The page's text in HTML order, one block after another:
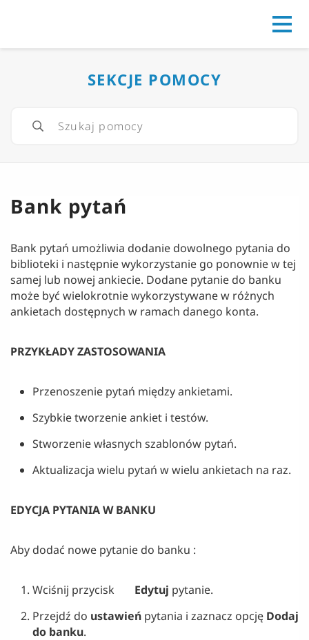
SEKCJE POMOCY
Bank pytań
Bank pytań umożliwia dodanie dowolnego pytania do
biblioteki i następnie wykorzystanie go ponownie w tej
samej lub nowej ankiecie. Dodane pytanie do banku
może być wielokrotnie wykorzystywane w różnych
ankietach dostępnych w ramach danego konta.
PRZYKŁADY ZASTOSOWANIA
Przenoszenie pytań między ankietami.
Szybkie tworzenie ankiet i testów.
Stworzenie własnych szablonów pytań.
Aktualizacja wielu pytań w wielu ankietach na raz.
EDYCJA PYTANIA W BANKU
Aby dodać nowe pytanie do banku :
Wciśnij przycisk Edytuj pytanie.
Przejdź do ustawień pytania i zaznacz opcję Dodaj
do banku.